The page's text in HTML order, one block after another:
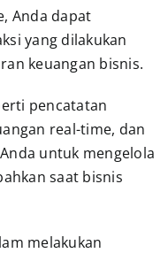
Anda dapat
yang dilakukan
keuangan bisnis.
pencatatan
real-time, dan
untuk mengelola
saat bisnis
melakukan